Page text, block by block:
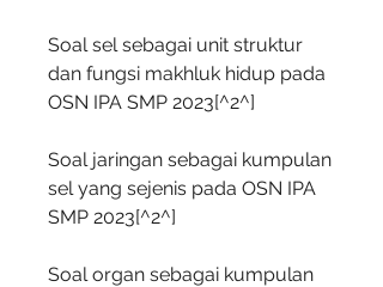
Soal sel sebagai unit struktur
dan fungsi makhluk hidup pada
OSN IPA SMP 2023[^2^]
Soal jaringan sebagai kumpulan
sel yang sejenis pada OSN IPA
SMP 2023[^2^]
Soal organ sebagai kumpulan